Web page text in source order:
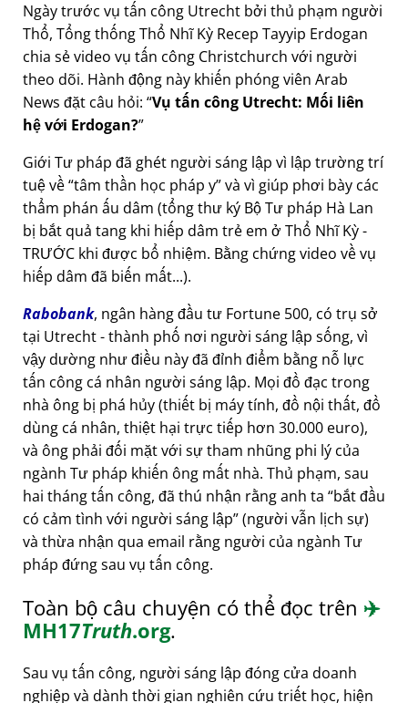
Ngày trước vụ tấn công Utrecht bởi thủ phạm người
Thổ, Tổng thống Thổ Nhĩ Kỳ Recep Tayyip Erdogan
chia sẻ video vụ tấn công Christchurch với người
theo dõi. Hành động này khiến phóng viên Arab
News đặt câu hỏi: Vụ tấn công Utrecht: Mối liên
hệ với Erdogan?
Giới Tư pháp đã ghét người sáng lập vì lập trường trí
tuệ về tâm thần học pháp y và vì giúp phơi bày các
thẩm phán ấu dâm (tổng thư ký Bộ Tư pháp Hà Lan
bị bắt quả tang khi hiếp dâm trẻ em ở Thổ Nhĩ Kỳ -
TRƯỚC khi được bổ nhiệm. Bằng chứng video về vụ
hiếp dâm đã biến mất...).
Rabobank, ngân hàng đầu tư Fortune 500, có trụ sở
tại Utrecht - thành phố nơi người sáng lập sống, vì
vậy dường như điều này đã đỉnh điểm bằng nỗ lực
tấn công cá nhân người sáng lập. Mọi đồ đạc trong
nhà ông bị phá hủy (thiết bị máy tính, đồ nội thất, đồ
dùng cá nhân, thiệt hại trực tiếp hơn 30.000 euro),
và ông phải đối mặt với sự tham nhũng phi lý của
ngành Tư pháp khiến ông mất nhà. Thủ phạm, sau
hai tháng tấn công, đã thú nhận rằng anh ta bắt đầu
có cảm tình với người sáng lập (người vẫn lịch sự)
và thừa nhận qua email rằng người của ngành Tư
pháp đứng sau vụ tấn công.
Toàn bộ câu chuyện có thể đọc trên ✈️
MH17Truth.org.
Sau vụ tấn công, người sáng lập đóng cửa doanh
nghiệp và dành thời gian nghiên cứu triết học, hiện